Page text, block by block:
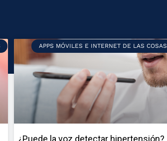
APPS MÓVILES E INTERNET DE LAS COSAS
¿Puede la voz detectar hipertensión?